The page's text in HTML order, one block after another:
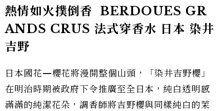
熱情如火撲倒香 BERDOUES GR
ANDS CRUS 法式穿香水 日本 染井
吉野
日本國花—櫻花將漫開整個山頭，「染井吉野櫻」
在明治時期被政府下令推廣至全日本，純白透明感
滿滿的純潔花朵，調香師將吉野櫻與同樣純白的茉